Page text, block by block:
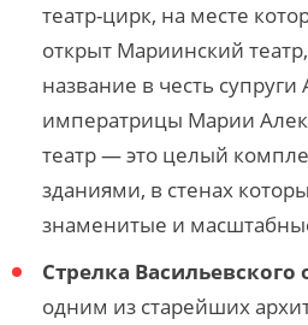
театр-цирк, на месте
открыт Мариинский
название в честь
императрицы Марии
театр — это целый
зданиями, в стенах
знаменитые и
Стрелка Васильевского
одним из старейших